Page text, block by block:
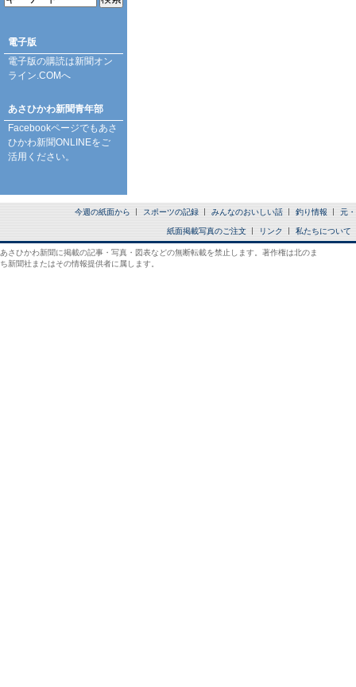
電子版
電子版の購読は新聞オン
ライン.COMへ
あさひかわ新聞青年部
Facebookページでもあさ
ひかわ新聞ONLINEをご
活用ください。
今週の紙面から スポーツの記録 みんなのおいしい話 釣り情報 元
紙面掲載写真のご注文 リンク 私たちについて
あさひかわ新聞に掲載の記事・写真・図表などの無断転載を禁止します。著作権は北のま
ち新聞社またはその情報提供者に属します。